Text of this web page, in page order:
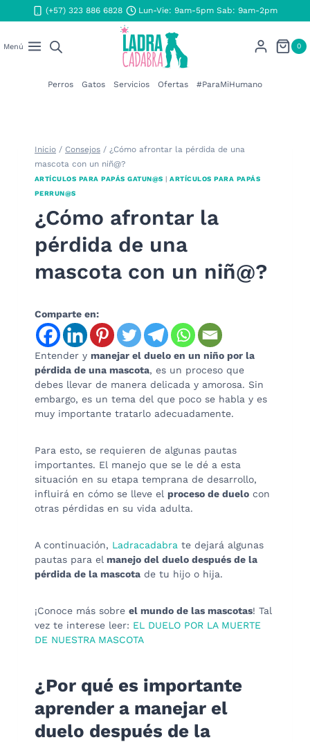
al
(+57) 323 886 6828 Lun-Vie: 9am-5pm Sab: 9am-2pm
Menú 0
Perros Gatos Servicios Ofertas #ParaMiHumano
Inicio / Consejos / ¿Cómo afrontar la pérdida de una
mascota con un niñ@?
ARTÍCULOS PARA PAPÁS GATUN@S |ARTÍCULOS PARA PAPÁS
PERRUN@S
¿Cómo afrontar la
pérdida de una
mascota con un niñ@?
Comparte en:
Entender y manejar el duelo en un niño por la
pérdida de una mascota, es un proceso que
debes llevar de manera delicada y amorosa. Sin
embargo, es un tema del que poco se habla y es
muy importante tratarlo adecuadamente.
Para esto, se requieren de algunas pautas
importantes. El manejo que se le dé a esta
situación en su etapa temprana de desarrollo,
influirá en cómo se lleve el proceso de duelo con
otras pérdidas en su vida adulta.
A continuación, Ladracadabra te dejará algunas
pautas para el manejo del duelo después de la
pérdida de la mascota de tu hijo o hija.
¡Conoce más sobre el mundo de las mascotas! Tal
vez te interese leer: EL DUELO POR LA MUERTE
DE NUESTRA MASCOTA
¿Por qué es importante
aprender a manejar el
duelo después de la